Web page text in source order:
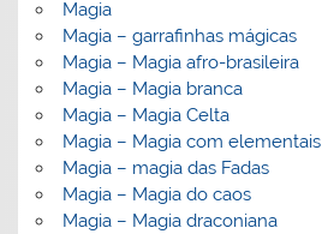
Magia
Magia – garrafinhas mágicas
Magia – Magia afro-brasileira
Magia – Magia branca
Magia – Magia Celta
Magia – Magia com elementais
Magia – magia das Fadas
Magia – Magia do caos
Magia – Magia draconiana